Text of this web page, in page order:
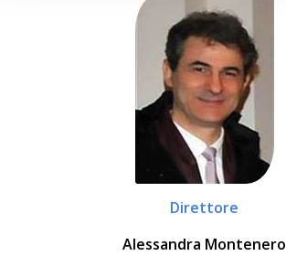
Direttore
Alessandra Montenero